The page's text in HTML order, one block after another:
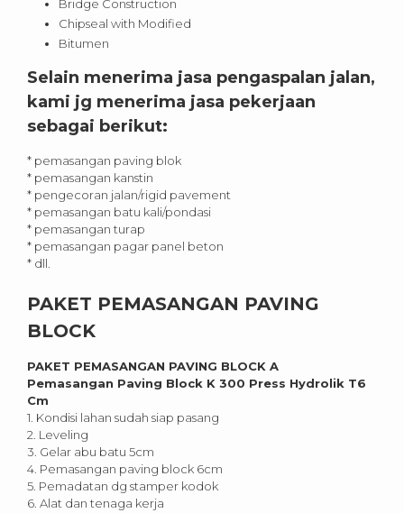
Bridge Construction
Chipseal with Modified
Bitumen
Selain menerima jasa pengaspalan jalan,
kami jg menerima jasa pekerjaan
sebagai berikut:
* pemasangan paving blok
* pemasangan kanstin
* pengecoran jalan/rigid pavement
* pemasangan batu kali/pondasi
* pemasangan turap
* pemasangan pagar panel beton
* dll.
PAKET PEMASANGAN PAVING
BLOCK
PAKET PEMASANGAN PAVING BLOCK A
Pemasangan Paving Block K 300 Press Hydrolik T6
Cm
1. Kondisi lahan sudah siap pasang
2. Leveling
3. Gelar abu batu 5cm
4. Pemasangan paving block 6cm
5. Pemadatan dg stamper kodok
6. Alat dan tenaga kerja